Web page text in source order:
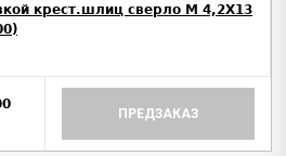
крест.шлиц сверло М 4,2Х13
ПРЕДЗАКАЗ